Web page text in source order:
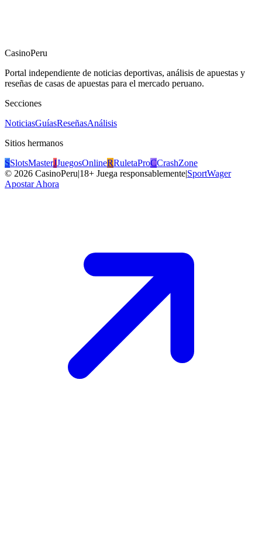
CasinoPeru
Portal independiente de noticias deportivas, análisis de apuestas y
reseñas de casas de apuestas para el mercado peruano.
Secciones
NoticiasGuíasReseñasAnálisis
Sitios hermanos
SSlotsMasterJJuegosOnlineRRuletaProCCrashZone
© 2026 CasinoPeru|18+ Juega responsablemente|SportWager
Apostar Ahora